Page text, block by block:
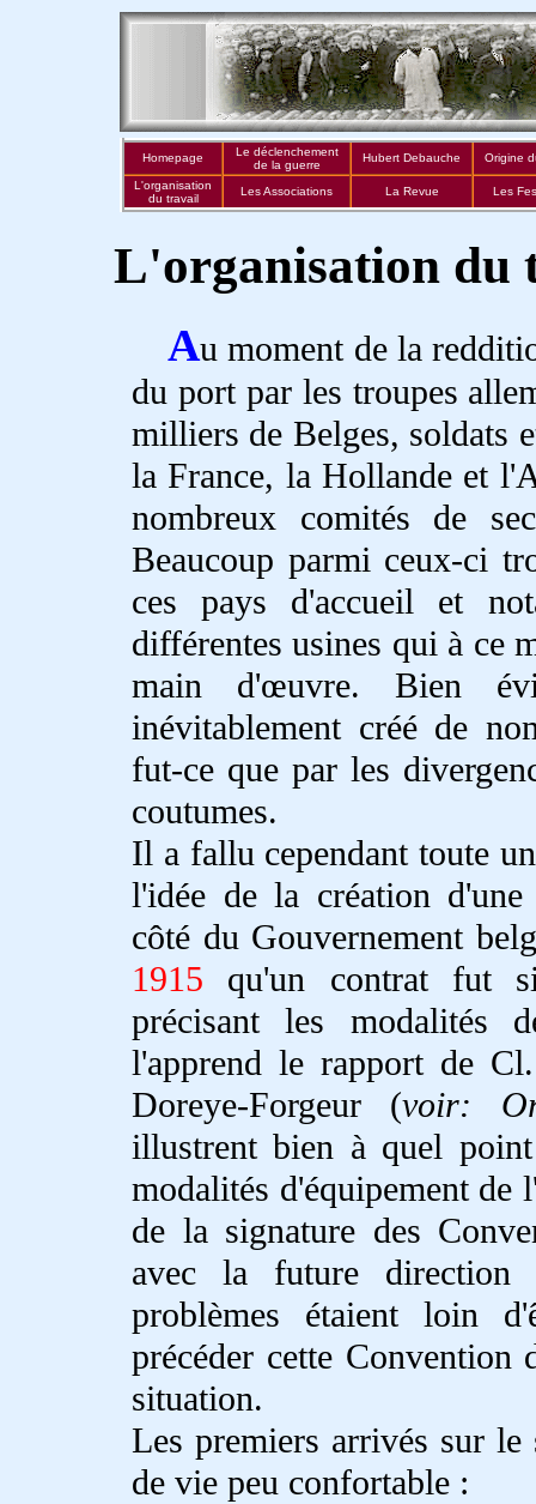
Homepage
Le déclenchement
de la guerre
Hubert Debauche Origine
L'organisation
du travail
Les Associations La Revue Les
L'organisation du
Au moment de la
du port par les troupes
milliers de Belges, soldats
la France, la Hollande et
nombreux comités de
Beaucoup parmi ceux-ci
ces pays d'accueil et
différentes usines qui à ce
main d'œuvre. Bien
inévitablement créé de
fut-ce que par les
coutumes.
Il a fallu cependant toute
l'idée de la création
côté du Gouvernement
1915 qu'un contrat fut
précisant les modalités
l'apprend le rapport de
Doreye-Forgeur (voir:
illustrent bien à quel
modalités d'équipement
de la signature des
avec la future
problèmes étaient loin
précéder cette Convention
situation.
Les premiers arrivés sur
de vie peu confortable :